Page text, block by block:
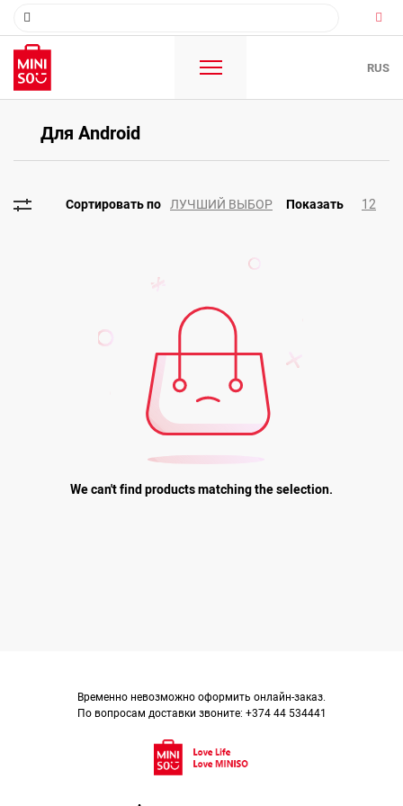
RUS
Для Android
ЛУЧШИЙ ВЫБОР 12
We can't find products matching the selection.
Временно невозможно оформить онлайн-заказ.
По вопросам доставки звоните: +374 44 534441